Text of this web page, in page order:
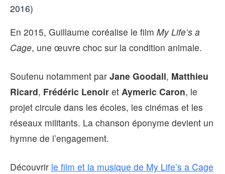
2016)
En 2015, Guillaume coréalise le film My Life’s a
Cage, une œuvre choc sur la condition animale.
Soutenu notamment par Jane Goodall, Matthieu
Ricard, Frédéric Lenoir et Aymeric Caron, le
projet circule dans les écoles, les cinémas et les
réseaux militants. La chanson éponyme devient un
hymne de l’engagement.
Découvrir le film et la musique de My Life’s a Cage